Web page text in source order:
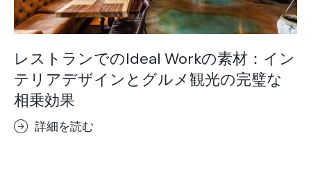
レストランでのIdeal Workの素材：イン
テリアデザインとグルメ観光の完璧な
相乗効果
詳細を読む